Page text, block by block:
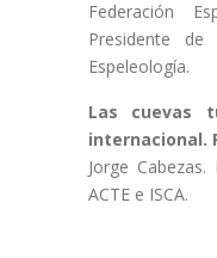
Federación
Presidente
Espeleología.
Las cuevas
internacional.
Jorge
ACTE e ISCA.